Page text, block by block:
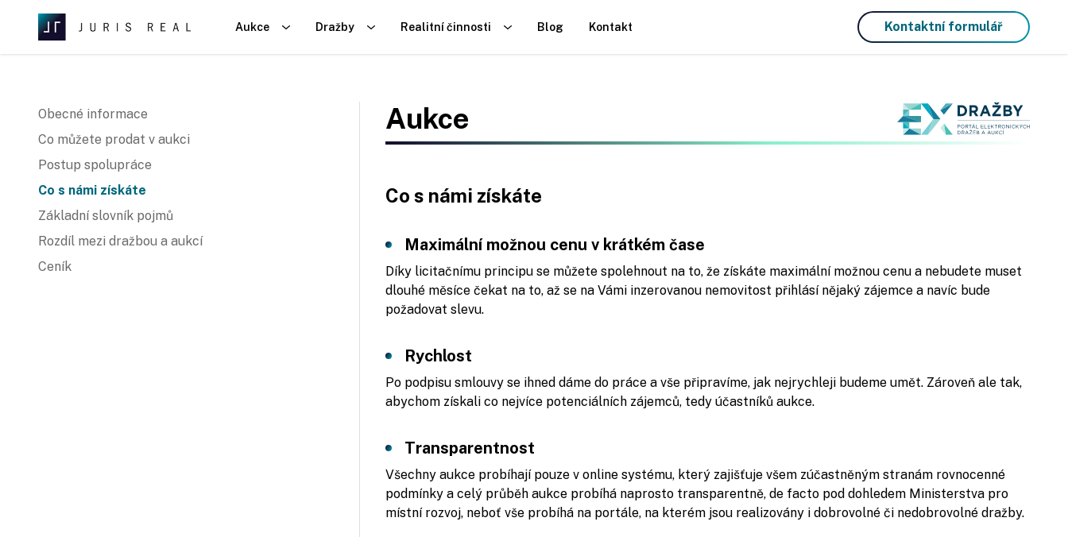
Aukce Dražby Realitní činnosti Blog Kontakt Kontaktní formulář
Obecné informace
Co můžete prodat v aukci
Postup spolupráce
Co s námi získáte
Základní slovník pojmů
Rozdíl mezi dražbou a aukcí
Ceník
Aukce
Co s námi získáte
Maximální možnou cenu v krátkém čase
Díky licitačnímu principu se můžete spolehnout na to, že získáte maximální možnou cenu a nebudete muset
dlouhé měsíce čekat na to, až se na Vámi inzerovanou nemovitost přihlásí nějaký zájemce a navíc bude
požadovat slevu.
Rychlost
Po podpisu smlouvy se ihned dáme do práce a vše připravíme, jak nejrychleji budeme umět. Zároveň ale tak,
abychom získali co nejvíce potenciálních zájemců, tedy účastníků aukce.
Transparentnost
Všechny aukce probíhají pouze v online systému, který zajišťuje všem zúčastněným stranám rovnocenné
podmínky a celý průběh aukce probíhá naprosto transparentně, de facto pod dohledem Ministerstva pro
místní rozvoj, neboť vše probíhá na portále, na kterém jsou realizovány i dobrovolné či nedobrovolné dražby.